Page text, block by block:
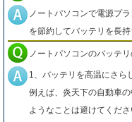
ノートパソコンで電源プ
を節約してバッテリを長
ノートパソコンのバッテ
1、バッテリを高温にさら
例えば、炎天下の自動車
ようなことは避けてくださ